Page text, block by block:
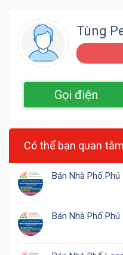
Tùng
Gọi điện
Có thể bạn quan tâm
Bán Nhà Phố
Bán Nhà Phố Phú